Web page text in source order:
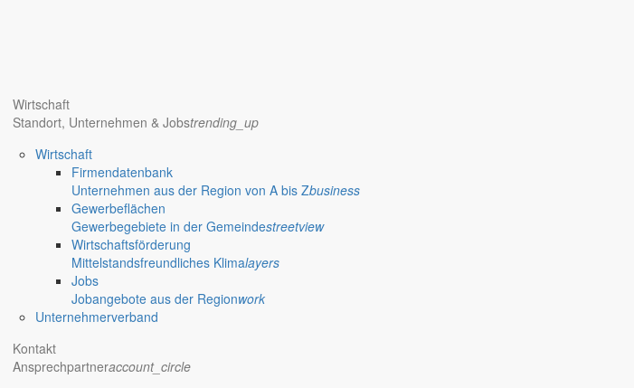
Wirtschaft
Standort, Unternehmen & Jobstrending_up
Wirtschaft
Firmendatenbank
Unternehmen aus der Region von A bis Zbusiness
Gewerbeflächen
Gewerbegebiete in der Gemeindestreetview
Wirtschaftsförderung
Mittelstandsfreundliches Klimalayers
Jobs
Jobangebote aus der Regionwork
Unternehmerverband
Kontakt
Ansprechpartneraccount_circle